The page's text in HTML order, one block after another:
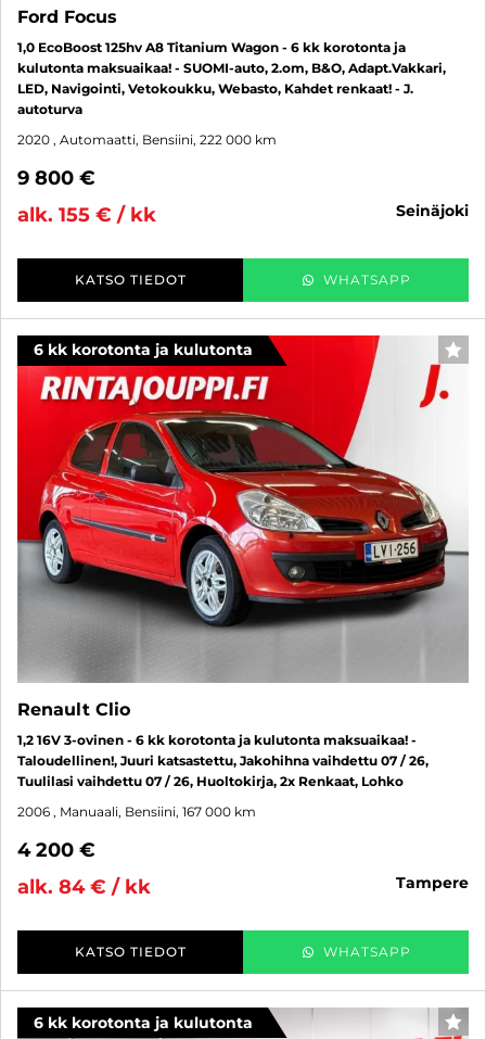
Ford Focus
1,0 EcoBoost 125hv A8 Titanium Wagon - 6 kk korotonta ja
kulutonta maksuaikaa! - SUOMI-auto, 2.om, B&O, Adapt.Vakkari,
LED, Navigointi, Vetokoukku, Webasto, Kahdet renkaat! - J.
autoturva
2020 , Automaatti, Bensiini, 222 000 km
9 800 €
alk. 155 € / kk
seinäjoki
KATSO TIEDOT WHATSAPP
6 kk korotonta ja kulutonta
Renault Clio
1,2 16V 3-ovinen - 6 kk korotonta ja kulutonta maksuaikaa! -
Taloudellinen!, Juuri katsastettu, Jakohihna vaihdettu 07 / 26,
Tuulilasi vaihdettu 07 / 26, Huoltokirja, 2x Renkaat, Lohko
2006 , Manuaali, Bensiini, 167 000 km
4 200 €
alk. 84 € / kk
tampere
KATSO TIEDOT WHATSAPP
6 kk korotonta ja kulutonta